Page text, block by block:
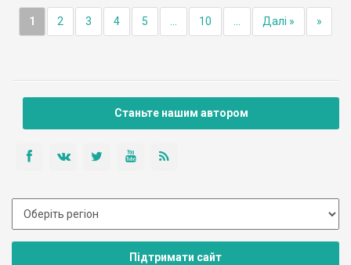
1 2 3 4 5 10 Далі » »
Станьте нашим автором
Підтримати сайт